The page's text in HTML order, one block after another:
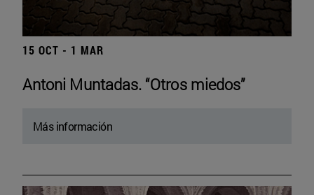
15 OCT - 1 MAR
Antoni Muntadas. “Otros miedos”
Más información